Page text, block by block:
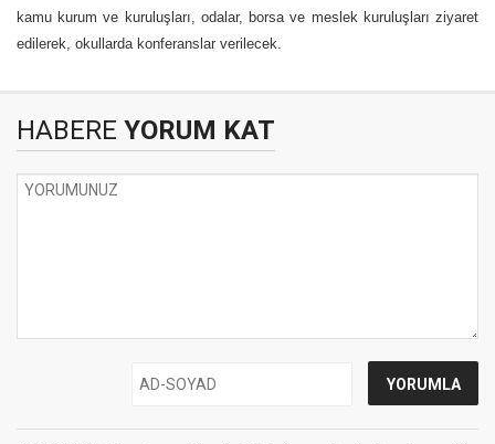
kamu kurum ve kuruluşları, odalar, borsa ve meslek kuruluşları ziyaret
edilerek, okullarda konferanslar verilecek.
HABERE YORUM KAT